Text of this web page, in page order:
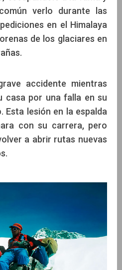
verlo durante las
en el Himalaya
de los glaciares en
accidente mientras
casa por una falla en su
Esta lesión en la espalda
con su carrera, pero
a abrir rutas nuevas